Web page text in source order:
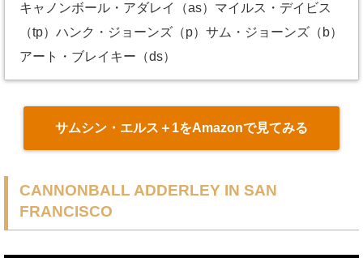
キャノンボール・アダレイ（as）マイルス・デイビス
（tp）ハンク・ジョーンズ（p）サム・ジョーンズ（b）
アート・ブレイキー（ds）
サムシン・エルス＋1をAmazonで見てみる
CANNONBALL ADDERLEY IN SAN
FRANCISCO